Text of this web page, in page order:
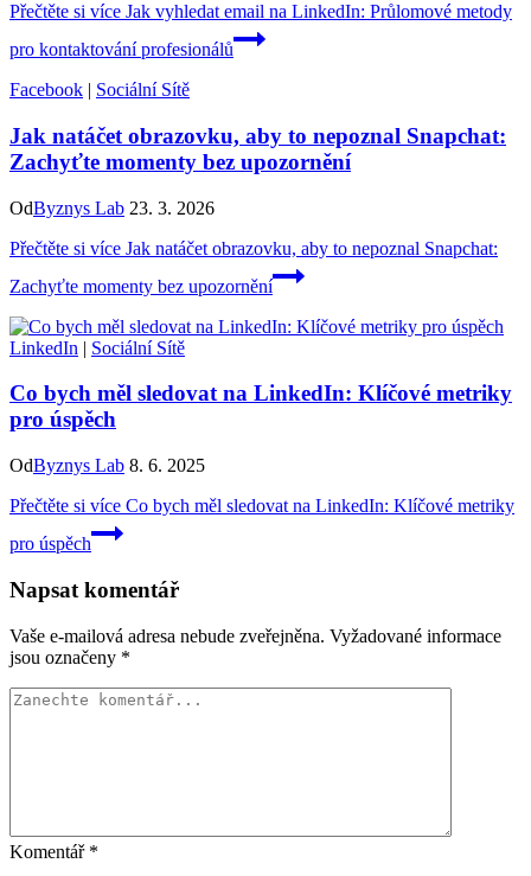
Přečtěte si více Jak vyhledat email na LinkedIn: Průlomové metody
pro kontaktování profesionálů
Facebook | Sociální Sítě
Jak natáčet obrazovku, aby to nepoznal Snapchat:
Zachyťte momenty bez upozornění
OdByznys Lab 23. 3. 2026
Přečtěte si více Jak natáčet obrazovku, aby to nepoznal Snapchat:
Zachyťte momenty bez upozornění
LinkedIn | Sociální Sítě
Co bych měl sledovat na LinkedIn: Klíčové metriky
pro úspěch
OdByznys Lab 8. 6. 2025
Přečtěte si více Co bych měl sledovat na LinkedIn: Klíčové metriky
pro úspěch
Napsat komentář
Vaše e-mailová adresa nebude zveřejněna. Vyžadované informace
jsou označeny *
Komentář *